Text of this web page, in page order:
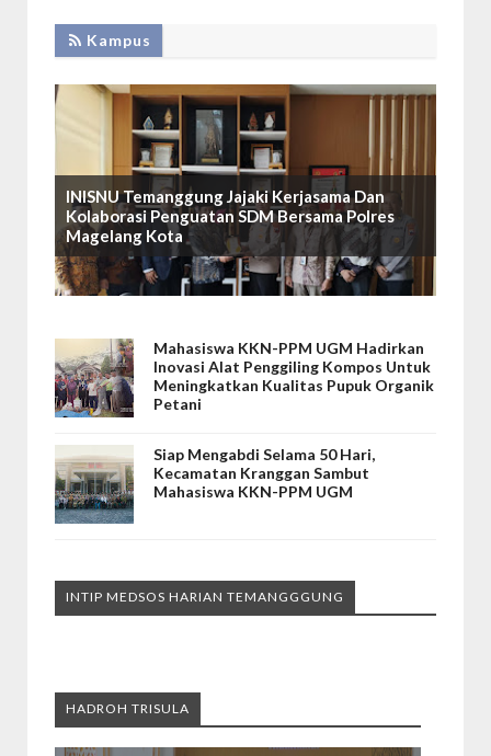
Kampus
INISNU Temanggung Jajaki Kerjasama Dan
Kolaborasi Penguatan SDM Bersama Polres
Magelang Kota
Mahasiswa KKN-PPM UGM Hadirkan
Inovasi Alat Penggiling Kompos Untuk
Meningkatkan Kualitas Pupuk Organik
Petani
Siap Mengabdi Selama 50 Hari,
Kecamatan Kranggan Sambut
Mahasiswa KKN-PPM UGM
INTIP MEDSOS HARIAN TEMANGGGUNG
HADROH TRISULA